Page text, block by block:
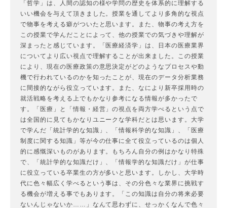
「哲学」は、人間の認知の様や学問の歴史を体系的に理解する
いい機会を与えて頂きました。授業を通してより多角的な視点
で物事を考える癖がついたと思います。また、物事の考え方を
この授業で学んだことによって、他の授業での気づきや理解が
深まったと感じています。「医療経済学」は、日本の医療業界
についてより広い視点で理解することが出来ました。この授業
により、現在の医療政策の意思決定がどのようなプロセスや動
機で行われているのかを知ったことが、現在のデータ分析業務
に間接的ながら役立っています。また、なにより新卒採用時の
就活戦略を考える上でもかなり参考になる情報が多かったで
す。「医療」と「情報・経営」の視点を両方学べるという点で
は全国的に見てもかなりユニークな学科だとは思います。大学
で学んだ「統計学的な知識」、「情報科学的な知識」、「医療
制度に関する知識」等が今の仕事に全て役立っているのは個人
的に感慨深いものがあります。もちろん自分の例はかなり特殊
で、「統計学的な知識だけ」、「情報学的な知識だけ」が仕事
に役立っている卒業生の方が多いと思います。しかし、大学時
代に色々幅広く学べるという事は、その分色々な業界に挑戦す
る機会が増える事でもあります。「この知識は自分の将来必要
ないんじゃないか……」なんて思わずに、せっかくなんで色々